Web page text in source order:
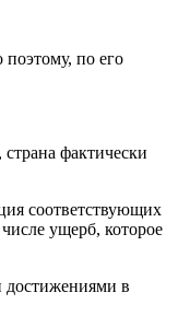
по его
фактически
соответствующих
ущерб, которое
достижениями в